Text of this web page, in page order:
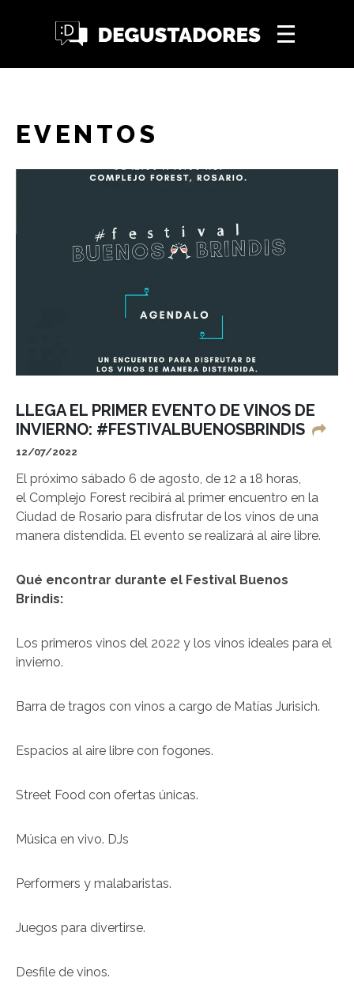
EVENTOS
LLEGA EL PRIMER EVENTO DE VINOS DE
INVIERNO: #FESTIVALBUENOSBRINDIS
12/07/2022
El próximo sábado 6 de agosto, de 12 a 18 horas,
el Complejo Forest recibirá al primer encuentro en la
Ciudad de Rosario para disfrutar de los vinos de una
manera distendida. El evento se realizará al aire libre.
Qué encontrar durante el Festival Buenos
Brindis:
Los primeros vinos del 2022 y los vinos ideales para el
invierno.
Barra de tragos con vinos a cargo de Matías Jurisich.
Espacios al aire libre con fogones.
Street Food con ofertas únicas.
Música en vivo. DJs
Performers y malabaristas.
Juegos para divertirse.
Desfile de vinos.